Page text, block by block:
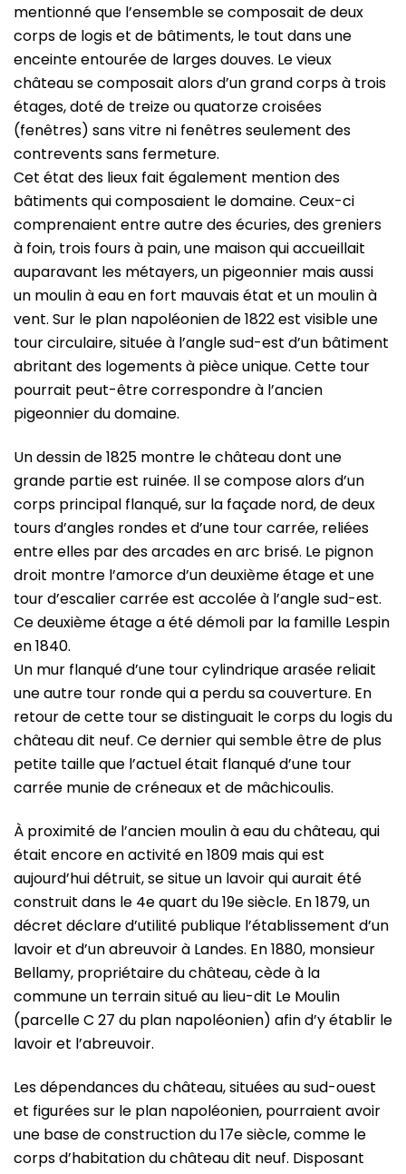
mentionné que l’ensemble se composait de deux
corps de logis et de bâtiments, le tout dans une
enceinte entourée de larges douves. Le vieux
château se composait alors d’un grand corps à trois
étages, doté de treize ou quatorze croisées
(fenêtres) sans vitre ni fenêtres seulement des
contrevents sans fermeture.
Cet état des lieux fait également mention des
bâtiments qui composaient le domaine. Ceux-ci
comprenaient entre autre des écuries, des greniers
à foin, trois fours à pain, une maison qui accueillait
auparavant les métayers, un pigeonnier mais aussi
un moulin à eau en fort mauvais état et un moulin à
vent. Sur le plan napoléonien de 1822 est visible une
tour circulaire, située à l’angle sud-est d’un bâtiment
abritant des logements à pièce unique. Cette tour
pourrait peut-être correspondre à l’ancien
pigeonnier du domaine.
Un dessin de 1825 montre le château dont une
grande partie est ruinée. Il se compose alors d’un
corps principal flanqué, sur la façade nord, de deux
tours d’angles rondes et d’une tour carrée, reliées
entre elles par des arcades en arc brisé. Le pignon
droit montre l’amorce d’un deuxième étage et une
tour d’escalier carrée est accolée à l’angle sud-est.
Ce deuxième étage a été démoli par la famille Lespin
en 1840.
Un mur flanqué d’une tour cylindrique arasée reliait
une autre tour ronde qui a perdu sa couverture. En
retour de cette tour se distinguait le corps du logis du
château dit neuf. Ce dernier qui semble être de plus
petite taille que l’actuel était flanqué d’une tour
carrée munie de créneaux et de mâchicoulis.
À proximité de l’ancien moulin à eau du château, qui
était encore en activité en 1809 mais qui est
aujourd’hui détruit, se situe un lavoir qui aurait été
construit dans le 4e quart du 19e siècle. En 1879, un
décret déclare d’utilité publique l’établissement d’un
lavoir et d’un abreuvoir à Landes. En 1880, monsieur
Bellamy, propriétaire du château, cède à la
commune un terrain situé au lieu-dit Le Moulin
(parcelle C 27 du plan napoléonien) afin d’y établir le
lavoir et l’abreuvoir.
Les dépendances du château, situées au sud-ouest
et figurées sur le plan napoléonien, pourraient avoir
une base de construction du 17e siècle, comme le
corps d’habitation du château dit neuf. Disposant